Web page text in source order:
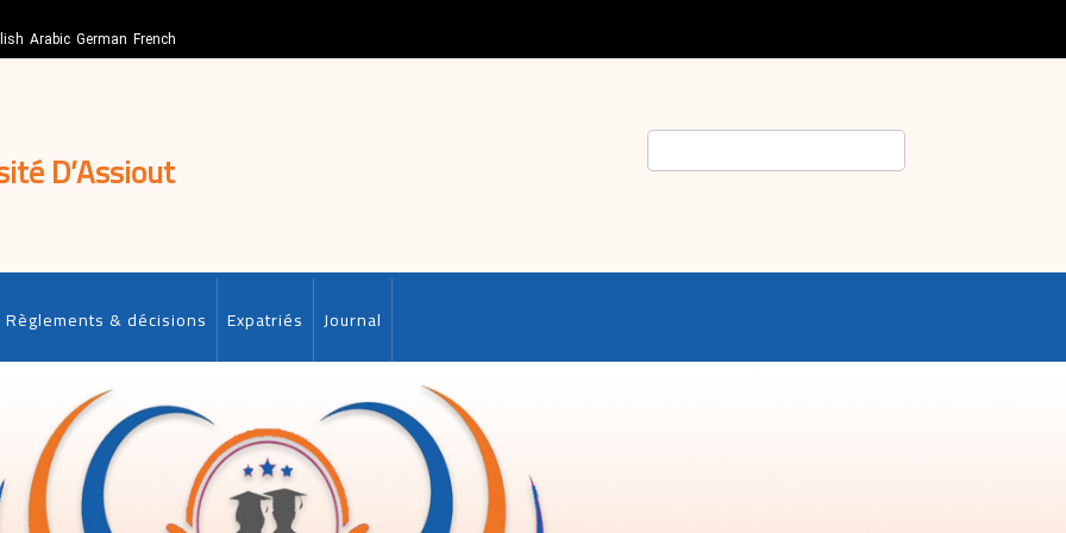
Arabic German French
D’Assiout
Règlements & décisions Expatriés Journal